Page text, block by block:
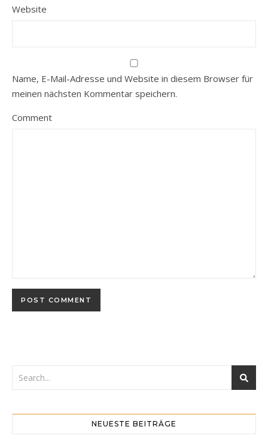
Website
Name, E-Mail-Adresse und Website in diesem Browser für
meinen nächsten Kommentar speichern.
Comment
NEUESTE BEITRÄGE